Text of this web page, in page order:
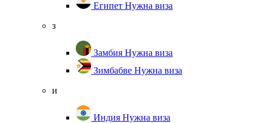
Египет Нужна виза
з
Замбия Нужна виза
Зимбабве Нужна виза
и
Индия Нужна виза